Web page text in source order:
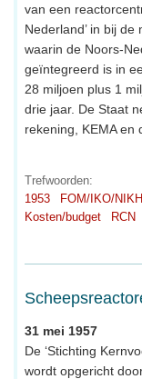
van een
Nederland’ in bij
waarin de Noors-
geïntegreerd is in
28 miljoen plus 1
drie jaar. De Staat
rekening, KEMA en
Trefwoorden:
1953
FOM/IKO/
Kosten/budget
RCN
31 mei 1957
De ‘Stichting
wordt opgericht